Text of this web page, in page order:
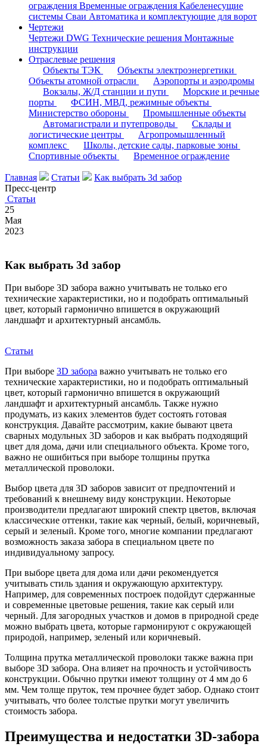
ограждения Временные ограждения Кабеленесущие
системы Cваи Автоматика и комплектующие для ворот
Чертежи
Чертежи DWG Технические решения Монтажные
инструкции
Отраслевые решения
Объекты ТЭК
Объекты электроэнергетики
Объекты атомной отрасли
Аэропорты и аэродромы
Вокзалы, Ж/Д станции и пути
Морские и речные
порты
ФСИН, МВД, режимные объекты
Министерство обороны
Промышленные объекты
Автомагистрали и путепроводы
Склады и
логистические центры
Агропромышленный
комплекс
Школы, детские сады, парковые зоны
Спортивные объекты
Временное ограждение
Главная Статьи
Как выбрать 3d забор
Пресс-центр
Статьи
25
Мая
2023
Как выбрать 3d забор
При выборе 3D забора важно учитывать не только его
технические характеристики, но и подобрать оптимальный
цвет, который гармонично впишется в окружающий
ландшафт и архитектурный ансамбль.
Статьи
При выборе 3D забора важно учитывать не только его
технические характеристики, но и подобрать оптимальный
цвет, который гармонично впишется в окружающий
ландшафт и архитектурный ансамбль. Также нужно
продумать, из каких элементов будет состоять готовая
конструкция. Давайте рассмотрим, какие бывают цвета
сварных модульных 3D заборов и как выбрать подходящий
цвет для дома, дачи или специального объекта. Кроме того,
важно не ошибиться при выборе толщины прутка
металлической проволоки.
Выбор цвета для 3D заборов зависит от предпочтений и
требований к внешнему виду конструкции. Некоторые
производители предлагают широкий спектр цветов, включая
классические оттенки, такие как черный, белый, коричневый,
серый и зеленый. Кроме того, многие компании предлагают
возможность заказа забора в специальном цвете по
индивидуальному запросу.
При выборе цвета для дома или дачи рекомендуется
учитывать стиль здания и окружающую архитектуру.
Например, для современных построек подойдут сдержанные
и современные цветовые решения, такие как серый или
черный. Для загородных участков и домов в природной среде
можно выбрать цвета, которые гармонируют с окружающей
природой, например, зеленый или коричневый.
Толщина прутка металлической проволоки также важна при
выборе 3D забора. Она влияет на прочность и устойчивость
конструкции. Обычно прутки имеют толщину от 4 мм до 6
мм. Чем толще пруток, тем прочнее будет забор. Однако стоит
учитывать, что более толстые прутки могут увеличить
стоимость забора.
Преимущества и недостатки 3D-забора